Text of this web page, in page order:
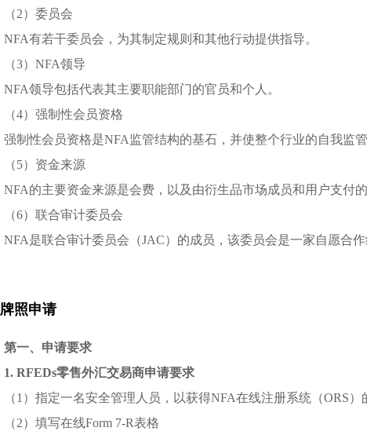
（2）委员会
NFA有若干委员会，为其制定规则和其他行动提供指导。
（3）NFA领导
NFA领导包括代表其主要职能部门的官员和个人。
（4）强制性会员资格
强制性会员资格是NFA监管结构的基石，并使整个行业的自我监
（5）资金来源
NFA的主要资金来源是会费，以及由衍生品市场成员和用户支付
（6）联合审计委员会
NFA是联合审计委员会（JAC）的成员，该委员会是一家自愿合
牌照申请
第一、申请要求
1. RFEDs零售外汇交易商申请要求
（1）指定一名安全管理人员，以获得NFA在线注册系统（ORS
（2）填写在线Form 7-R表格